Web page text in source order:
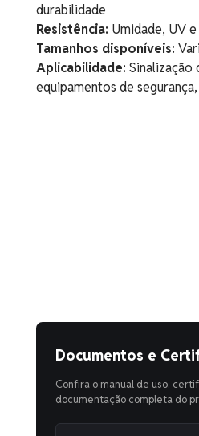
durabilidade
Resistência: Umidade, UV
Tamanhos disponíveis:
Aplicabilidade: Sinalização
equipamentos de
Documentos e
Confira o manual de uso,
documentação completa do